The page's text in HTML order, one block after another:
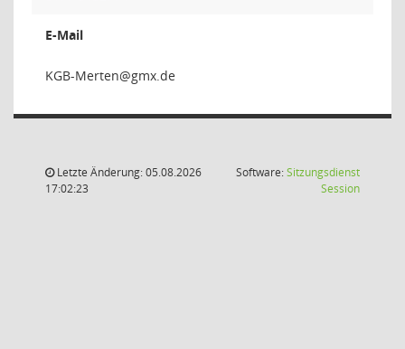
E-Mail
netre
Letzte Änderung: 05.08.2026
17:02:23
Software:Sitzungsdienst
Session(Wird in